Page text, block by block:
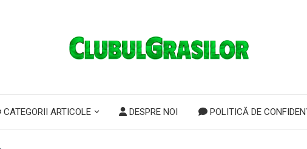
CATEGORII ARTICOLE DESPRE NOI POLITICĂ DE